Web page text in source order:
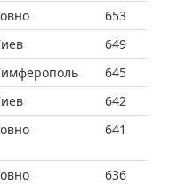
653
649
645
642
641
636